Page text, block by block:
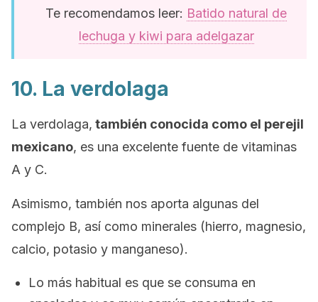
Te recomendamos leer: Batido natural de
lechuga y kiwi para adelgazar
10. La verdolaga
La verdolaga, también conocida como el perejil
mexicano, es una excelente fuente de vitaminas
A y C.
Asimismo, también nos aporta algunas del
complejo B, así como minerales (hierro, magnesio,
calcio, potasio y manganeso).
Lo más habitual es que se consuma en